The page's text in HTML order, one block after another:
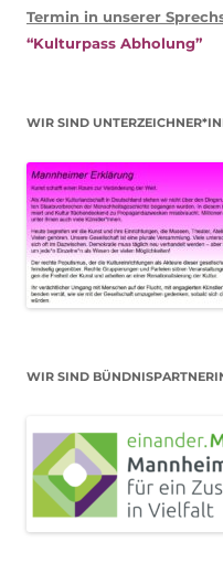
Termin in unserer
“Kulturpass Abholung”
WIR SIND
WIR SIND